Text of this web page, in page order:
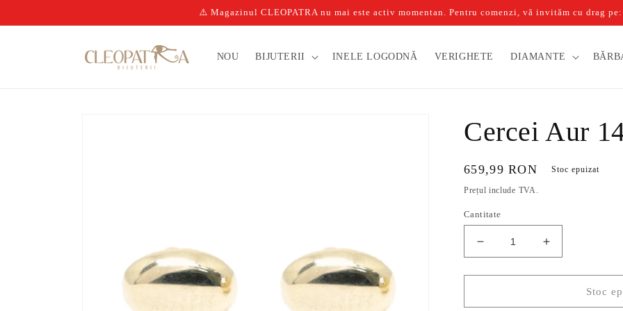
⚠️ Magazinul CLEOPATRA nu mai este activ momentan. Pentru comenzi, vă invităm cu drag
NOU BIJUTERII INELE LOGODNĂ VERIGHETE DIAMANTE
Cercei Aur
Preț
obișnuit
659,99 RON Stoc epuizat
Prețul include TVA.
Cantitate
Reduceți
cantitatea
pentru
Aur
Creșteți
cantitatea
pentru
Aur
Stoc